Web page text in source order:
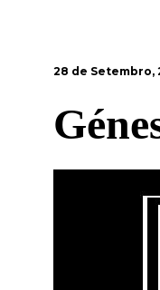
28 de Setembro,